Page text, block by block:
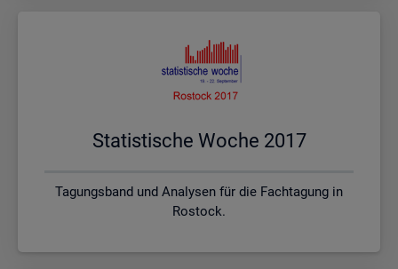
Sta­tis­ti­sche Woche 2017
Tagungsband und Analysen für die Fachtagung in
Rostock.